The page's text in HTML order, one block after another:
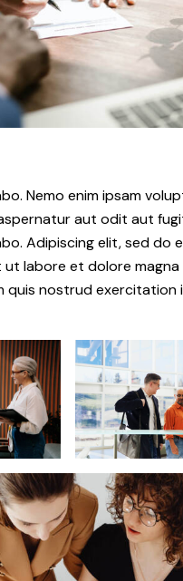
Nemo enim ipsam
aut odit aut
Adipiscing elit, sed do
labore et dolore magna
quis nostrud exercitation